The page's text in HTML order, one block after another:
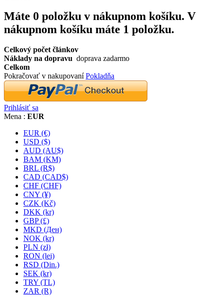
Máte 0 položku v nákupnom košíku. V
nákupnom košíku máte 1 položku.
Celkový počet článkov
Náklady na dopravu doprava zadarmo
Celkom
Pokračovať v nakupovaníPokladňa
Prihlásiť sa
Mena : EUR
EUR (€)
USD ($)
AUD (AU$)
BAM (KM)
BRL (R$)
CAD (CAD$)
CHF (CHF)
CNY (¥)
CZK (Kč)
DKK (kr)
GBP (£)
MKD (Ден)
NOK (kr)
PLN (zł)
RON (lei)
RSD (Din.)
SEK (kr)
TRY (TL)
ZAR (R)